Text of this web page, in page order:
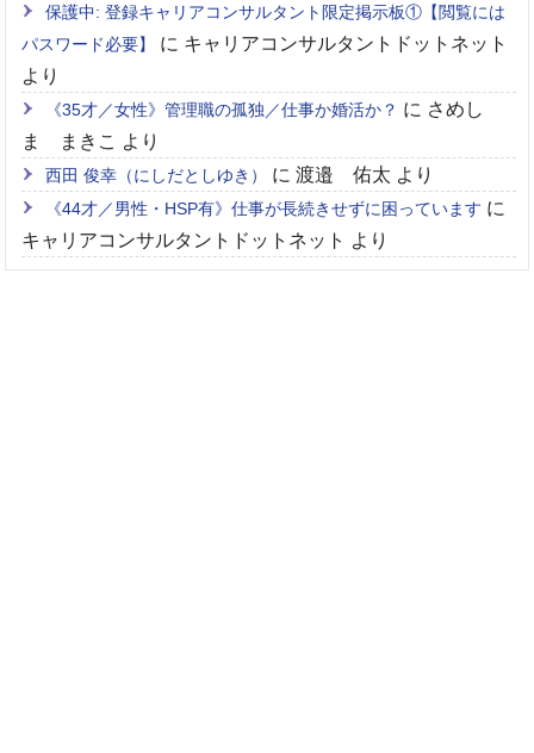
保護中: 登録キャリアコンサルタント限定掲示板①【閲覧には
パスワード必要】
に キャリアコンサルタントドットネット
より
《35才／女性》管理職の孤独／仕事か婚活か？ に さめし
ま まきこ より
西田 俊幸（にしだとしゆき） に渡邉 佑太 より
《44才／男性・HSP有》仕事が長続きせずに困っています に
キャリアコンサルタントドットネット より